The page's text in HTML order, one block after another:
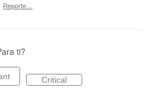
Reporte…
ti?
Critical